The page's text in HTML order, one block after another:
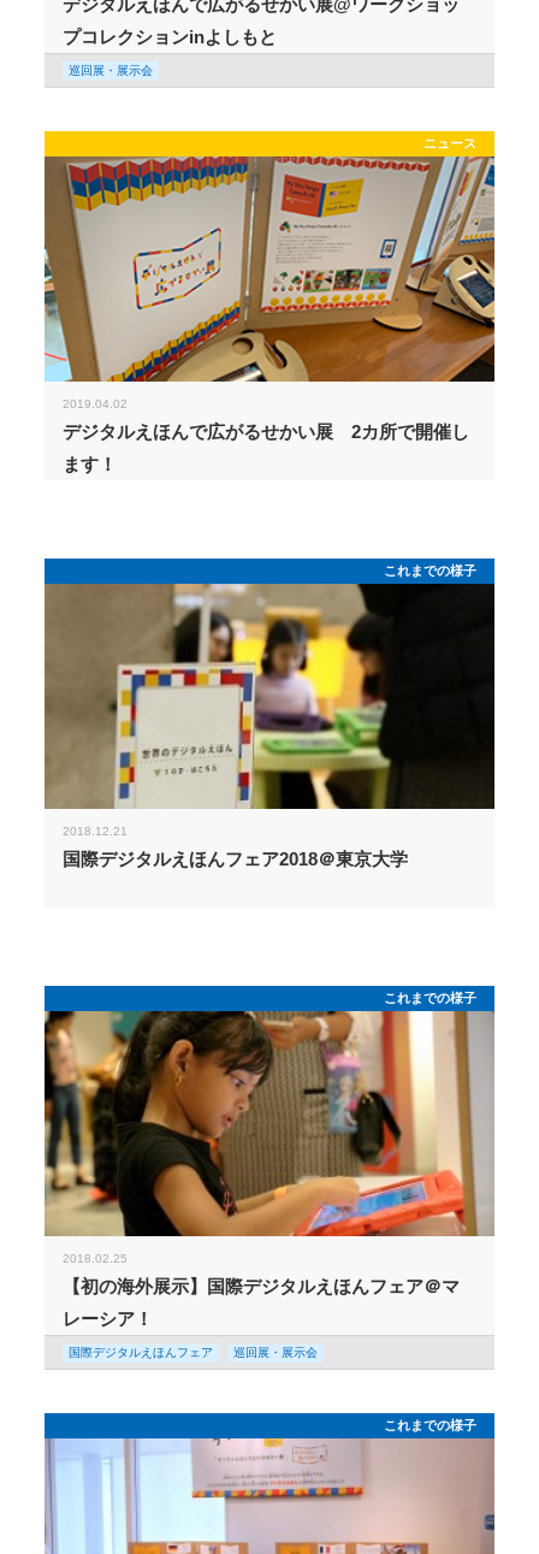
プコレクションinよしもと
巡回展・展示会
ニュース
2019.04.02
デジタルえほんで広がるせかい展 2カ所で開催し
ます！
これまでの様子
2018.12.21
国際デジタルえほんフェア2018＠東京大学
これまでの様子
2018.02.25
【初の海外展示】国際デジタルえほんフェア＠マ
レーシア！
国際デジタルえほんフェア 巡回展・展示会
これまでの様子